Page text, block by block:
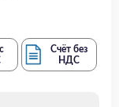
Счёт без
НДС